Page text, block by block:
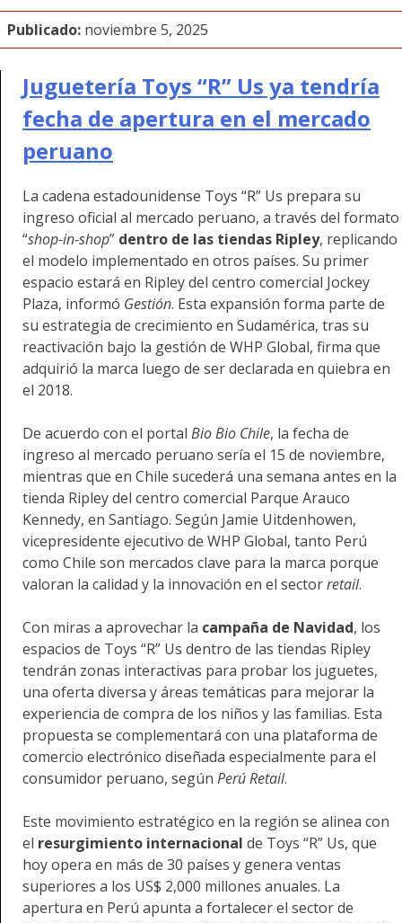
Publicado: noviembre 5, 2025
Juguetería Toys “R” Us ya tendría
fecha de apertura en el mercado
peruano
La cadena estadounidense Toys “R” Us prepara su
ingreso oficial al mercado peruano, a través del formato
“shop-in-shop” dentro de las tiendas Ripley, replicando
el modelo implementado en otros países. Su primer
espacio estará en Ripley del centro comercial Jockey
Plaza, informó Gestión. Esta expansión forma parte de
su estrategia de crecimiento en Sudamérica, tras su
reactivación bajo la gestión de WHP Global, firma que
adquirió la marca luego de ser declarada en quiebra en
el 2018.
De acuerdo con el portal Bio Bio Chile, la fecha de
ingreso al mercado peruano sería el 15 de noviembre,
mientras que en Chile sucederá una semana antes en la
tienda Ripley del centro comercial Parque Arauco
Kennedy, en Santiago. Según Jamie Uitdenhowen,
vicepresidente ejecutivo de WHP Global, tanto Perú
como Chile son mercados clave para la marca porque
valoran la calidad y la innovación en el sectorretail.
Con miras a aprovechar la campaña de Navidad, los
espacios de Toys “R” Us dentro de las tiendas Ripley
tendrán zonas interactivas para probar los juguetes,
una oferta diversa y áreas temáticas para mejorar la
experiencia de compra de los niños y las familias. Esta
propuesta se complementará con una plataforma de
comercio electrónico diseñada especialmente para el
consumidor peruano, según Perú Retail.
Este movimiento estratégico en la región se alinea con
el resurgimiento internacional de Toys “R” Us, que
hoy opera en más de 30 países y genera ventas
superiores a los US$ 2,000 millones anuales. La
apertura en Perú apunta a fortalecer el sector de